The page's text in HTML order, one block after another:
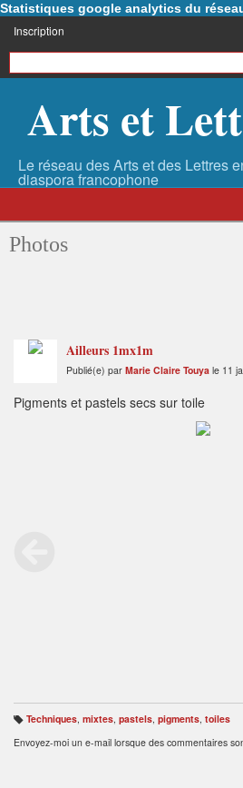
Statistiques google analytics du
Inscription
Arts et
Photos
Ailleurs 1mx1m
Publié(e) par Marie Claire Touya le 11
Pigments et pastels secs sur toile
B
ali
s
Techniques, mixtes, pastels, pigments, toiles
Envoyez-moi un e-mail lorsque des commentaires